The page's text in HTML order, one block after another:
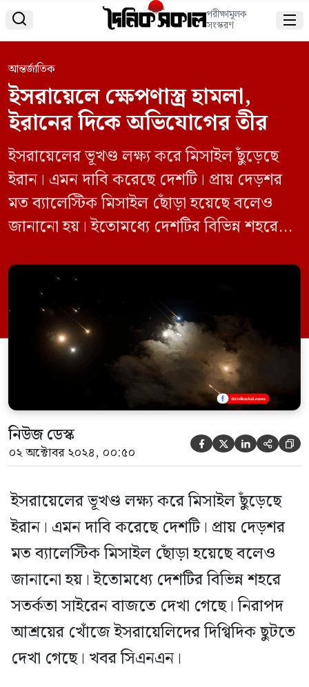
 পরীক্ষামূলক
সংস্করণ 
আন্তর্জাতিক
ইসরায়েলে ক্ষেপণাস্ত্র হামলা,
ইরানের দিকে অভিযোগের তীর
ইসরায়েলের ভূখণ্ড লক্ষ্য করে মিসাইল ছুঁড়েছে
ইরান। এমন দাবি করেছে দেশটি। প্রায় দেড়শর
মত ব্যালেস্টিক মিসাইল ছোঁড়া হয়েছে বলেও
জানানো হয়। ইতোমধ্যে দেশটির বিভিন্ন শহরে
আশ্রয়ের খোঁজে ইসরায়েলিদের দিগ্বিদিক ছুটতে
দেখা গেছে। খবর সিএনএন। এর আগে, দেশটির
সামরিক বাহিনীর মুখপাত্র ড্যানিয়েল হ্যাগারি
জানায়, ইরানের হামলার পরিকল্পনা সম্পর্কে
তাদের সতর্ক […]
নিউজ ডেস্ক
০২ অক্টোবর ২০২৪, ০০:৫০     
ইসরায়েলের ভূখণ্ড লক্ষ্য করে মিসাইল ছুঁড়েছে
ইরান। এমন দাবি করেছে দেশটি। প্রায় দেড়শর
মত ব্যালেস্টিক মিসাইল ছোঁড়া হয়েছে বলেও
জানানো হয়। ইতোমধ্যে দেশটির বিভিন্ন শহরে
সতর্কতা সাইরেন বাজতে দেখা গেছে। নিরাপদ
আশ্রয়ের খোঁজে ইসরায়েলিদের দিগ্বিদিক ছুটতে
দেখা গেছে। খবর সিএনএন।